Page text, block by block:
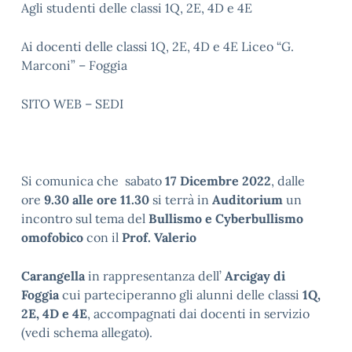
Agli studenti delle classi 1Q, 2E, 4D e 4E
Ai docenti delle classi 1Q, 2E, 4D e 4E Liceo “G.
Marconi” – Foggia
SITO WEB – SEDI
Si comunica che sabato 17 Dicembre 2022, dalle
ore 9.30 alle ore 11.30 si terrà in Auditorium un
incontro sul tema del Bullismo e Cyberbullismo
omofobico con il Prof. Valerio
Carangellain rappresentanza dell’ Arcigay di
Foggiacui parteciperanno gli alunni delle classi 1Q,
2E, 4D e 4E, accompagnati dai docenti in servizio
(vedi schema allegato).